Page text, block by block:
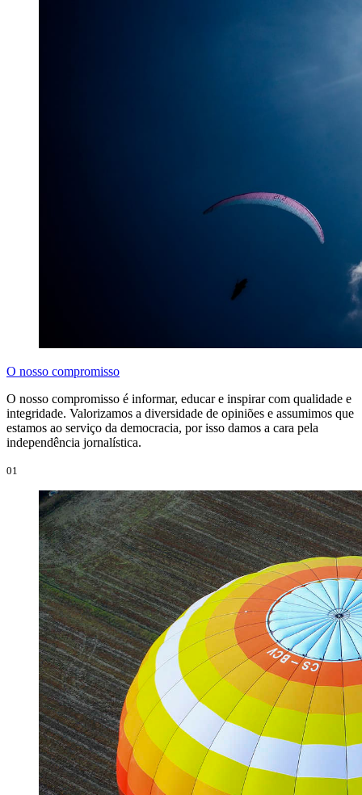
O nosso compromisso
O nosso compromisso é informar, educar e inspirar com qualidade e
integridade. Valorizamos a diversidade de opiniões e assumimos que
estamos ao serviço da democracia, por isso damos a cara pela
independência jornalística.
01